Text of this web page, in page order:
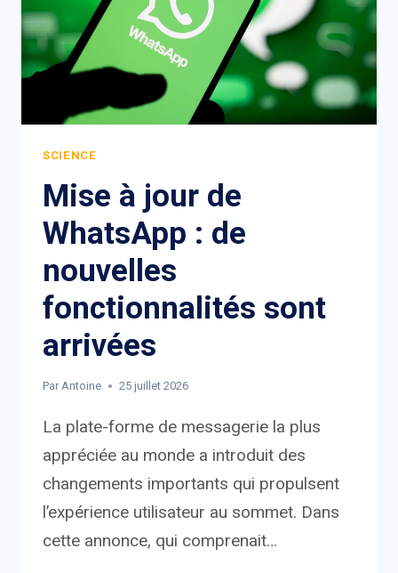
SCIENCE
Mise à jour de
WhatsApp : de
nouvelles
fonctionnalités sont
arrivées
Par Antoine 25 juillet 2026
La plate-forme de messagerie la plus
appréciée au monde a introduit des
changements importants qui propulsent
l’expérience utilisateur au sommet. Dans
cette annonce, qui comprenait…